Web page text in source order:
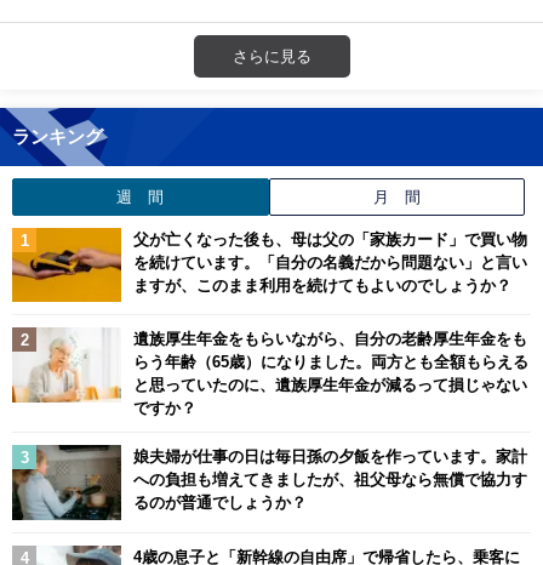
さらに見る
ランキング
週 間 月 間
父が亡くなった後も、母は父の「家族カード」で買い物
を続けています。「自分の名義だから問題ない」と言い
ますが、このまま利用を続けてもよいのでしょうか？
遺族厚生年金をもらいながら、自分の老齢厚生年金をも
らう年齢（65歳）になりました。両方とも全額もらえる
と思っていたのに、遺族厚生年金が減るって損じゃない
ですか？
娘夫婦が仕事の日は毎日孫の夕飯を作っています。家計
への負担も増えてきましたが、祖父母なら無償で協力す
るのが普通でしょうか？
4歳の息子と「新幹線の自由席」で帰省したら、乗客に